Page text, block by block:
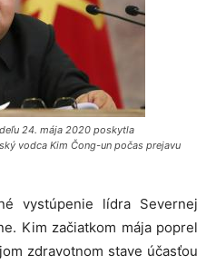
24. mája 2020 poskytla
vodca Kim Čong-un počas prejavu
vystúpenie lídra Severnej
Kim začiatkom mája poprel
zdravotnom stave účasťou